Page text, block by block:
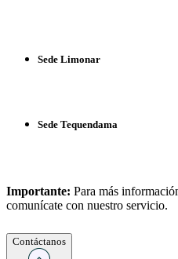
Sede Limonar
Sede Tequendama
Importante: Para más
comunícate con nuestro servicio.
Contáctanos